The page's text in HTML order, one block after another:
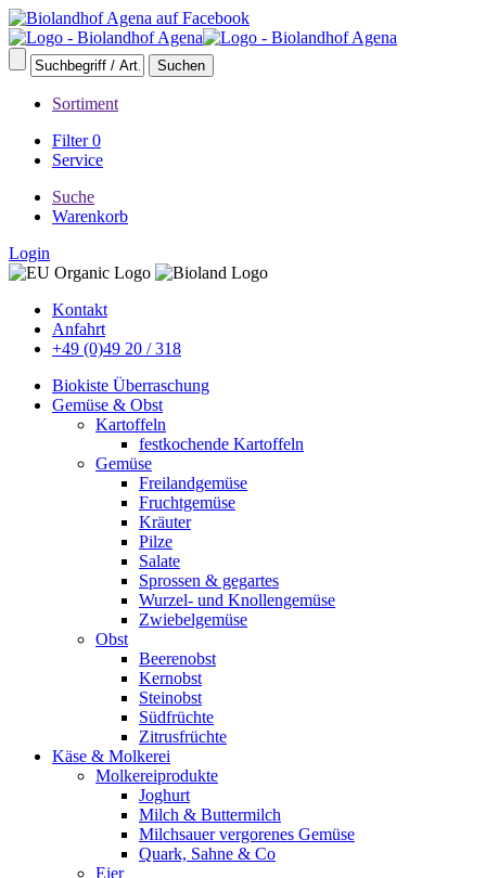
Sortiment
Filter 0
Service
Suche
Warenkorb
Login
Kontakt
Anfahrt
+49 (0)49 20 / 318
Biokiste Überraschung
Gemüse & Obst
Kartoffeln
festkochende Kartoffeln
Gemüse
Freilandgemüse
Fruchtgemüse
Kräuter
Pilze
Salate
Sprossen & gegartes
Wurzel- und Knollengemüse
Zwiebelgemüse
Obst
Beerenobst
Kernobst
Steinobst
Südfrüchte
Zitrusfrüchte
Käse & Molkerei
Molkereiprodukte
Joghurt
Milch & Buttermilch
Milchsauer vergorenes Gemüse
Quark, Sahne & Co
Eier